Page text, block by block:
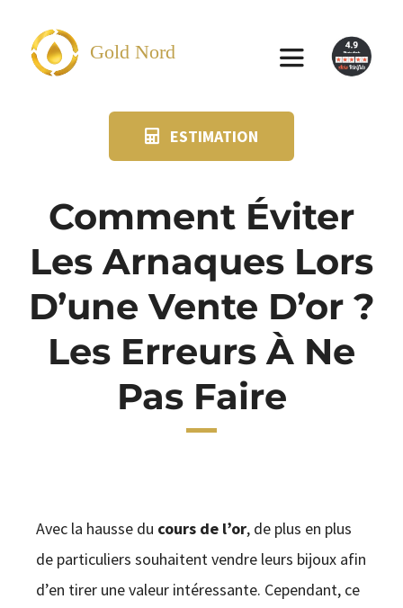
contenu
Gold Nord
Toggle
SUIVI KIT POSTAL
BLOG
ESTIMATION
Comment Éviter
Les Arnaques Lors
D’une Vente D’or ?
Les Erreurs À Ne
Pas Faire
Avec la hausse du cours de l’or, de plus en plus
de particuliers souhaitent vendre leurs bijoux afin
d’en tirer une valeur intéressante. Cependant, ce